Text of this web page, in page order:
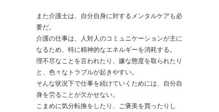
また介護士は、自分自身に対するメンタルケアも必
要だ。
介護の仕事は、人対人のコミュニケーションが主に
なるため、特に精神的なエネルギーを消耗する。
理不尽なことを言われたり、嫌な態度を取られたり
と、色々なトラブルが起きやすい。
そんな状況下で仕事を続けていくためには、自分自
身を労ることが欠かせない。
こまめに気分転換をしたり、ご褒美を買ったりし